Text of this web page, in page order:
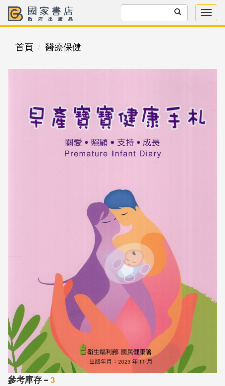
首頁 醫療保健
參考庫存 = 3